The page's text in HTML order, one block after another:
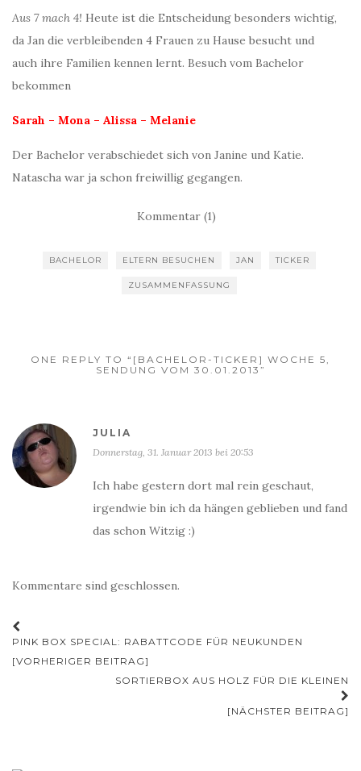
Aus 7 mach 4! Heute ist die Entscheidung besonders wichtig,
da Jan die verbleibenden 4 Frauen zu Hause besucht und
auch ihre Familien kennen lernt. Besuch vom Bachelor
bekommen
Sarah – Mona – Alissa – Melanie
Der Bachelor verabschiedet sich von Janine und Katie.
Natascha war ja schon freiwillig gegangen.
Kommentar (1)
BACHELOR ELTERN BESUCHEN JAN TICKER
ZUSAMMENFASSUNG
ONE REPLY TO “[BACHELOR-TICKER] WOCHE 5,
SENDUNG VOM 30.01.2013”
JULIA
Donnerstag, 31. Januar 2013 bei 20:53
Ich habe gestern dort mal rein geschaut,
irgendwie bin ich da hängen geblieben und fand
das schon Witzig :)
Kommentare sind geschlossen.
Beitrags-
Navigation
PINK BOX SPECIAL: RABATTCODE FÜR NEUKUNDEN
[VORHERIGER BEITRAG]
SORTIERBOX AUS HOLZ FÜR DIE KLEINEN
[NÄCHSTER BEITRAG]